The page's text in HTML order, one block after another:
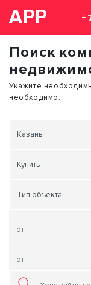
АРР
Поиск
Укажите
необходимо.
Казань
Купить
Тип объекта